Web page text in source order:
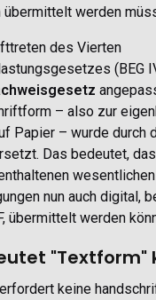
übermittelt werden
des Vierten
(BEG
– also zur
Papier – wurde durch
Das bedeutet,
wesentlichen
nun auch digital,
übermittelt werden
"Textform"
keine